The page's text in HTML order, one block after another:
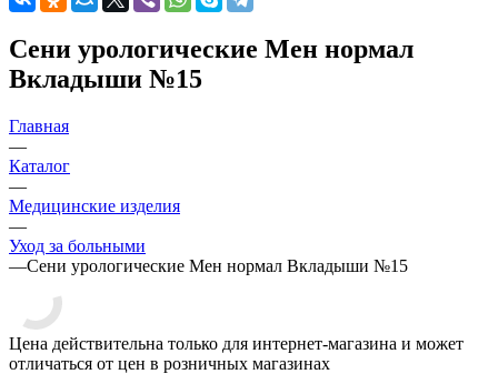
Сени урологические Мен нормал
Вкладыши №15
Главная
—
Каталог
—
Медицинские изделия
—
Уход за больными
—Сени урологические Мен нормал Вкладыши №15
Цена действительна только для интернет-магазина и может
отличаться от цен в розничных магазинах